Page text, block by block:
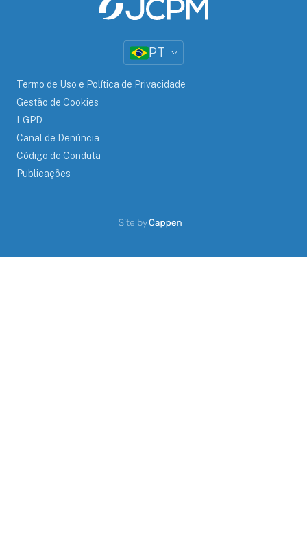
PT
Termo de Uso e Política de Privacidade
Gestão de Cookies
LGPD
Canal de Denúncia
Código de Conduta
Publicações